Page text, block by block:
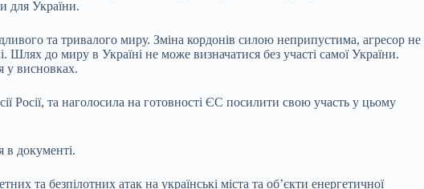
для України.
та тривалого миру. Зміна кордонів силою неприпустима, агресор не
Шлях до миру в Україні не може визначатися без участі самої України.
у висновках.
Росії, та наголосила на готовності ЄС посилити свою участь у цьому
в документі.
та безпілотних атак на українські міста та об’єкти енергетичної